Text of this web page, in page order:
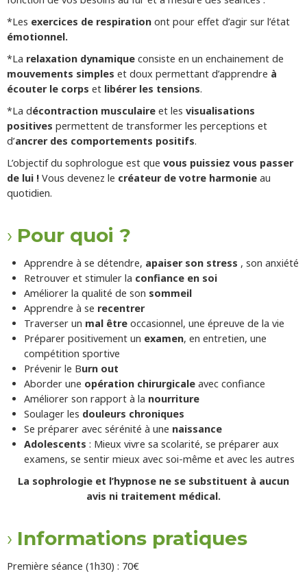
*Les exercices de respiration ont pour effet d’agir sur l’état
émotionnel.
*La relaxation dynamique consiste en un enchainement de
mouvements simples et doux permettant d’apprendre à
écouter le corps et libérer les tensions.
*La décontraction musculaire et les visualisations
positives permettent de transformer les perceptions et
d’ancrer des comportements positifs.
L’objectif du sophrologue est que vous puissiez vous passer
de lui ! Vous devenez le créateur de votre harmonie au
quotidien.
Pour quoi ?
Apprendre à se détendre, apaiser son stress , son anxiété
Retrouver et stimuler la confiance en soi
Améliorer la qualité de son sommeil
Apprendre à se recentrer
Traverser un mal être occasionnel, une épreuve de la vie
Préparer positivement un examen, en entretien, une
compétition sportive
Prévenir le Burn out
Aborder une opération chirurgicale avec confiance
Améliorer son rapport à la nourriture
Soulager les douleurs chroniques
Se préparer avec sérénité à une naissance
Adolescents : Mieux vivre sa scolarité, se préparer aux
examens, se sentir mieux avec soi-même et avec les autres
La sophrologie et l’hypnose ne se substituent à aucun
avis ni traitement médical.
Informations pratiques
Première séance (1h30) : 70€